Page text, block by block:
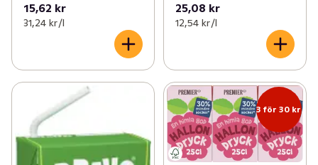
15,62 kr
31,24 kr /l
25,08 kr
12,54 kr /l
3 för 30 kr